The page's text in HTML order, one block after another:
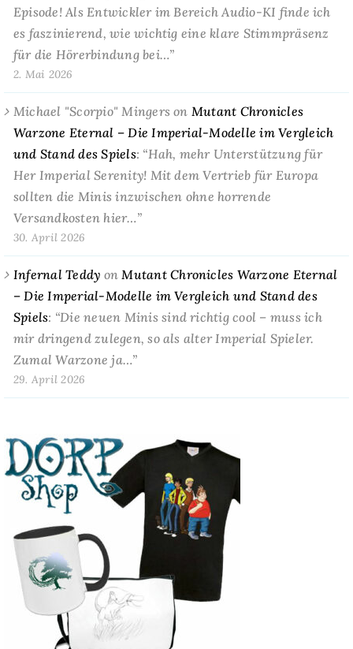
Episode! Als Entwickler im Bereich Audio-KI finde ich
es faszinierend, wie wichtig eine klare Stimmpräsenz
für die Hörerbindung bei…”
2. Mai 2026
Michael "Scorpio" Mingers on Mutant Chronicles
Warzone Eternal – Die Imperial-Modelle im Vergleich
und Stand des Spiels: “Hah, mehr Unterstützung für
Her Imperial Serenity! Mit dem Vertrieb für Europa
sollten die Minis inzwischen ohne horrende
Versandkosten hier…”
30. April 2026
Infernal Teddy onMutant Chronicles Warzone Eternal
– Die Imperial-Modelle im Vergleich und Stand des
Spiels: “Die neuen Minis sind richtig cool – muss ich
mir dringend zulegen, so als alter Imperial Spieler.
Zumal Warzone ja…”
29. April 2026